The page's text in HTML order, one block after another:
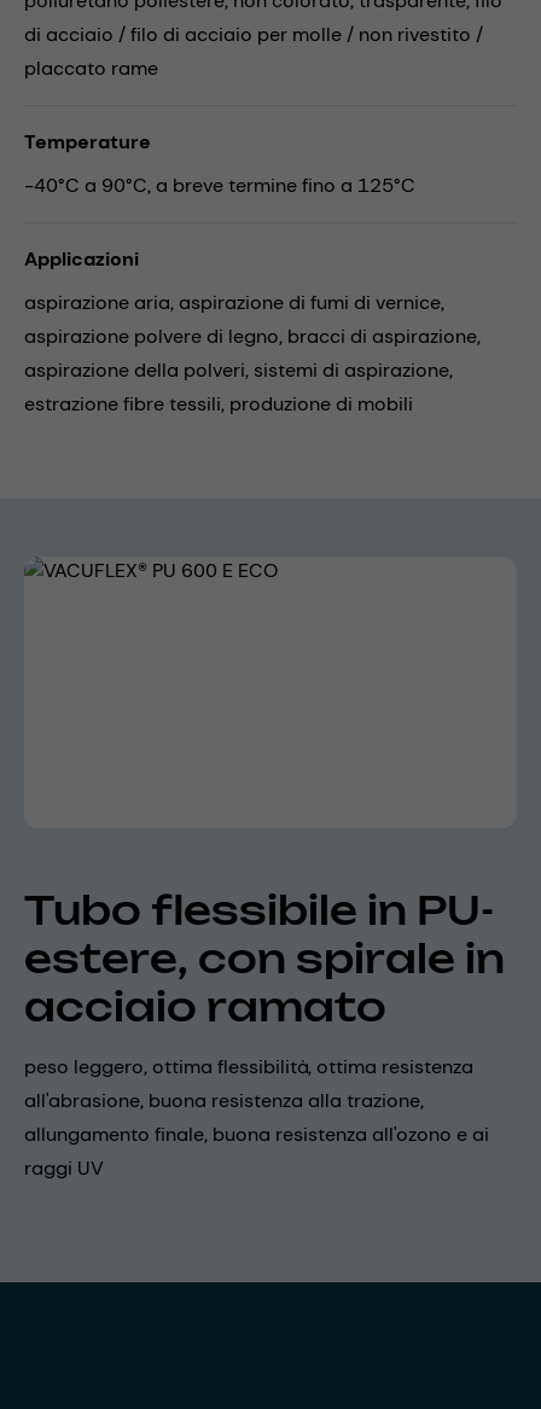
di acciaio / filo di acciaio per molle / non rivestito /
placcato rame
Temperature
-40°C a 90°C, a breve termine fino a 125°C
Applicazioni
aspirazione aria, aspirazione di fumi di vernice,
aspirazione polvere di legno, bracci di aspirazione,
aspirazione della polveri, sistemi di aspirazione,
estrazione fibre tessili, produzione di mobili
Skip image gallery
Tubo flessibile in PU-
estere, con spirale in
acciaio ramato
peso leggero, ottima flessibilità, ottima resistenza
all'abrasione, buona resistenza alla trazione,
allungamento finale, buona resistenza all'ozono e ai
raggi UV